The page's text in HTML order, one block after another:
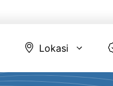
Lokasi